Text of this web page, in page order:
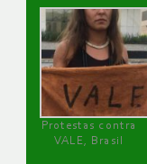
Protestas contra
VALE, Brasil